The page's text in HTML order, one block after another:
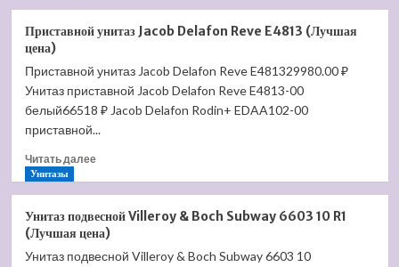
подвесной
&
Boch
Venticello
R1
Приставной унитаз Jacob Delafon Reve E4813 (Лучшая
цена)
Приставной унитаз Jacob Delafon Reve E481329980.00 ₽
Унитаз приставной Jacob Delafon Reve E4813-00
белый66518 ₽ Jacob Delafon Rodin+ EDAA102-00
приставной...
Читать далееПрочитать
Приставной
унитаз
Jacob
Delafon
Унитазы
Унитаз подвесной Villeroy & Boch Subway 6603 10 R1
(Лучшая цена)
Унитаз подвесной Villeroy & Boch Subway 6603 10